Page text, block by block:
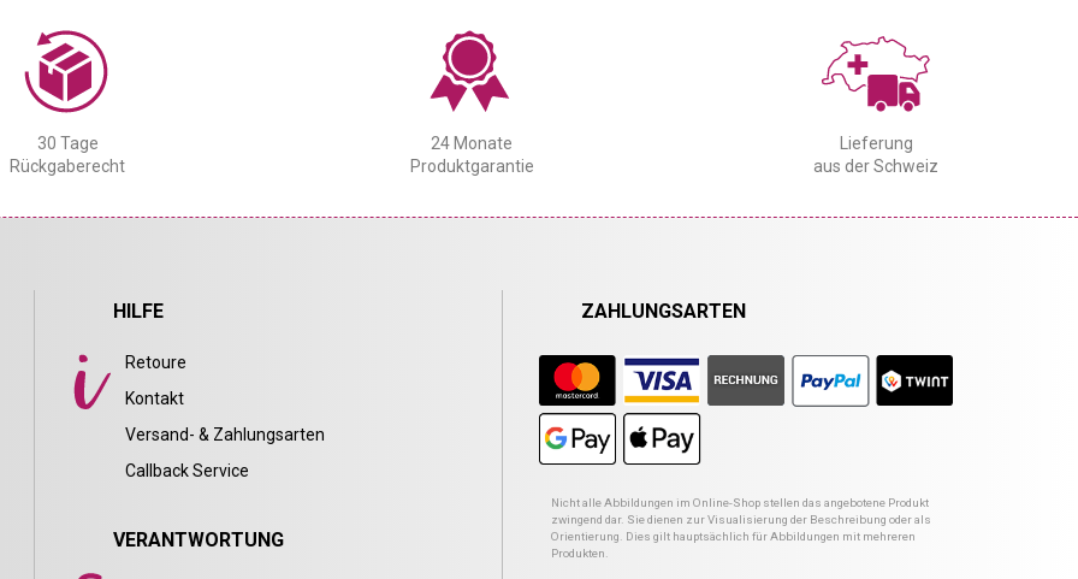
30 Tage
Rückgaberecht
24 Monate
Produktgarantie
Lieferung
aus der Schweiz
HILFE
Retoure
Kontakt
Versand- & Zahlungsarten
Callback Service
VERANTWORTUNG
ZAHLUNGSARTEN
Nicht alle Abbildungen im Online-Shop stellen das angebotene Produkt
zwingend dar. Sie dienen zur Visualisierung der Beschreibung oder als
Orientierung. Dies gilt hauptsächlich für Abbildungen mit mehreren
Produkten.